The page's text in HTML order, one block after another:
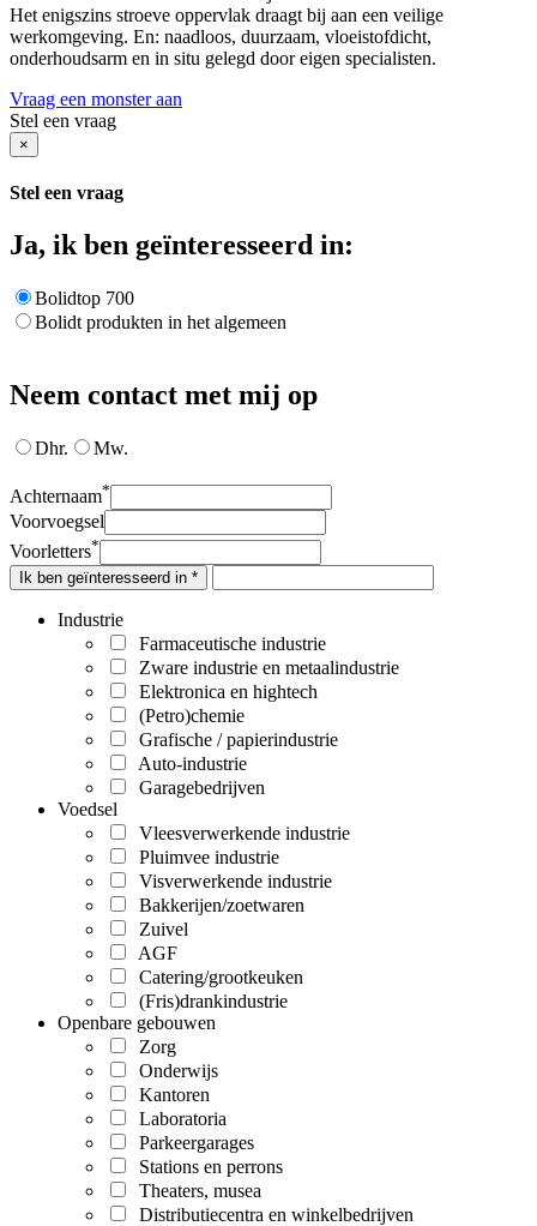
Het enigszins stroeve oppervlak draagt bij aan een veilige
werkomgeving. En: naadloos, duurzaam, vloeistofdicht,
onderhoudsarm en in situ gelegd door eigen specialisten.
Vraag een monster aan
Stel een vraag
×
Stel een vraag
Ja, ik ben geïnteresseerd in:
Bolidtop 700
Bolidt produkten in het algemeen
Neem contact met mij op
Dhr. Mw.
Achternaam*
Voorvoegsel
Voorletters*
Ik ben geïnteresseerd in *
Industrie
Farmaceutische industrie
Zware industrie en metaalindustrie
Elektronica en hightech
(Petro)chemie
Grafische / papierindustrie
Auto-industrie
Garagebedrijven
Voedsel
Vleesverwerkende industrie
Pluimvee industrie
Visverwerkende industrie
Bakkerijen/zoetwaren
Zuivel
AGF
Catering/grootkeuken
(Fris)drankindustrie
Openbare gebouwen
Zorg
Onderwijs
Kantoren
Laboratoria
Parkeergarages
Stations en perrons
Theaters, musea
Distributiecentra en winkelbedrijven